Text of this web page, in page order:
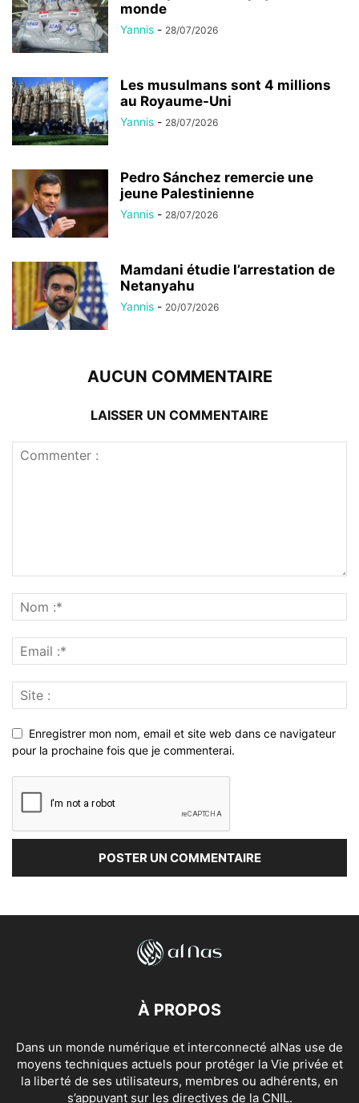
monde
Yannis - 28/07/2026
Les musulmans sont 4 millions
au Royaume-Uni
Yannis - 28/07/2026
Pedro Sánchez remercie une
jeune Palestinienne
Yannis - 28/07/2026
Mamdani étudie l’arrestation de
Netanyahu
Yannis - 20/07/2026
AUCUN COMMENTAIRE
LAISSER UN COMMENTAIRE
Enregistrer mon nom, email et site web dans ce navigateur
pour la prochaine fois que je commenterai.
À PROPOS
Dans un monde numérique et interconnecté alNas use de
moyens techniques actuels pour protéger la Vie privée et
la liberté de ses utilisateurs, membres ou adhérents, en
s’appuyant sur les directives de la CNIL.